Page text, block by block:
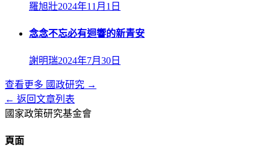
羅旭壯2024年11月1日
念念不忘必有迴響的新青安
謝明瑞2024年7月30日
查看更多 國政研究 →
← 返回文章列表
國家政策研究基金會
頁面